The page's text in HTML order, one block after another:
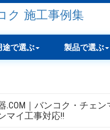
途で選ぶ 製品で選ぶ
.COM｜バンコク・チェ
マイ工事対応!!